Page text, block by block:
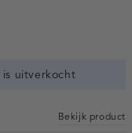
uitverkocht
Bekijk product